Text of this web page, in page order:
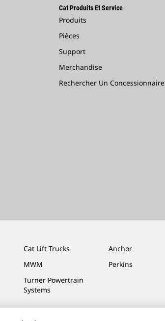
Cat Produits Et Service
Produits
Pièces
Support
Merchandise
Rechercher Un Concessionnaire
Cat Lift Trucks
Anchor
MWM
Perkins
Turner Powertrain
Systems